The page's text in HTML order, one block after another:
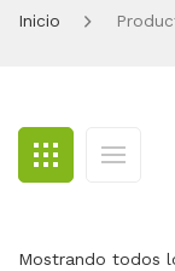
BLOG
CONTACTO
Inicio
Mostrando todos